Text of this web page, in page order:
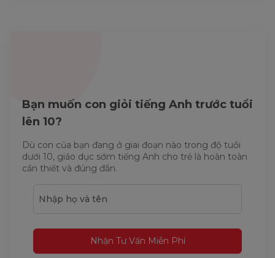
Bạn muốn con giỏi tiếng Anh trước tuổi
lên 10?
Dù con của bạn đang ở giai đoạn nào trong độ tuổi
dưới 10, giáo dục sớm tiếng Anh cho trẻ là hoàn toàn
cần thiết và đúng đắn.
Nhận Tư Vấn Miễn Phí